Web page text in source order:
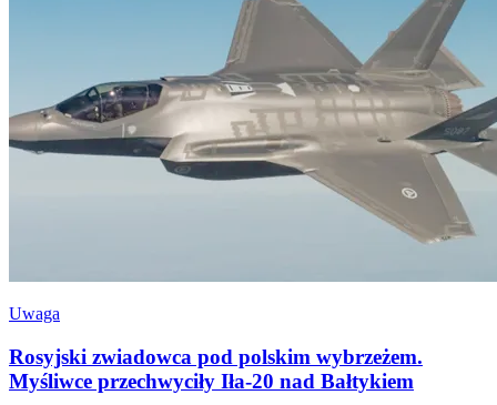
Uwaga
Rosyjski zwiadowca pod polskim wybrzeżem.
Myśliwce przechwyciły Iła-20 nad Bałtykiem